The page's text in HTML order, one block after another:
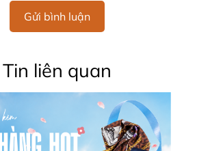
Gửi bình luận
Tin liên quan